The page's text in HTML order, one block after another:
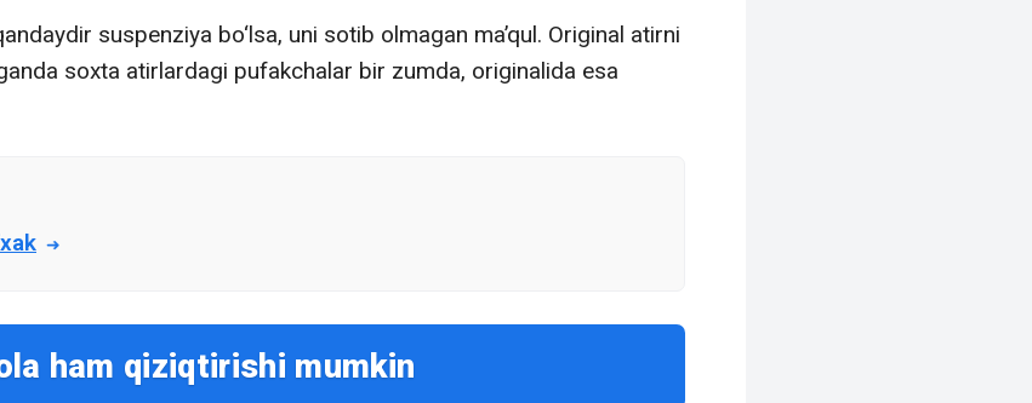
suspenziya bo‘lsa, uni sotib olmagan ma’qul. Original atirni
soxta atirlardagi pufakchalar bir zumda, originalida esa
ham qiziqtirishi mumkin